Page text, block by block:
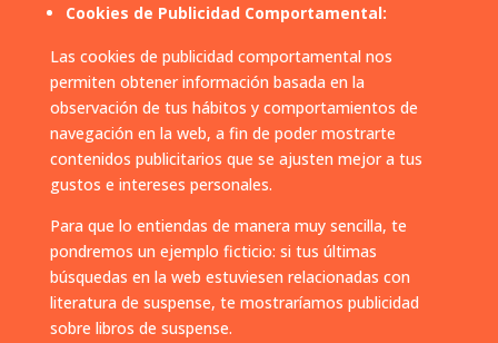
Cookies de Publicidad Comportamental:
Las cookies de publicidad comportamental nos
permiten obtener información basada en la
observación de tus hábitos y comportamientos de
navegación en la web, a fin de poder mostrarte
contenidos publicitarios que se ajusten mejor a tus
gustos e intereses personales.
Para que lo entiendas de manera muy sencilla, te
pondremos un ejemplo ficticio: si tus últimas
búsquedas en la web estuviesen relacionadas con
literatura de suspense, te mostraríamos publicidad
sobre libros de suspense.